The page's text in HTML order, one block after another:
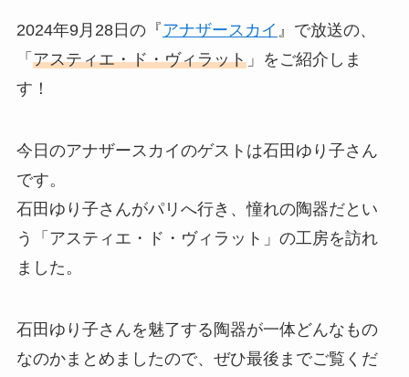
2024年9月28日の『アナザースカイ 』で放送の、
「 アスティエ・ド・ヴィラット」をご紹介しま
す！
今日のアナザースカイのゲストは石田ゆり子さん
です。
石田ゆり子さんがパリへ行き、憧れの陶器だとい
う「アスティエ・ド・ヴィラット」の工房を訪れ
ました。
石田ゆり子さんを魅了する陶器が一体どんなもの
なのかまとめましたので、ぜひ最後までご覧くだ